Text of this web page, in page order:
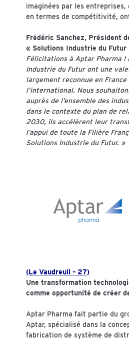
imaginées par les
en termes de compétitivité,
Frédéric Sanchez, Président
« Solutions Industrie du Futur
Félicitations à Aptar Pharma !
Industrie du Futur ont une
largement reconnue en France
l’international. Nous
auprès de l’ensemble des
dans le contexte du plan de
2030, ils accélèrent leur
l’appui de toute la Filière
Solutions Industrie du Futur. »
(Le Vaudreuil – 27)
Une transformation
comme opportunité de créer
Aptar Pharma fait partie du
Aptar, spécialisé dans la
fabrication de système de